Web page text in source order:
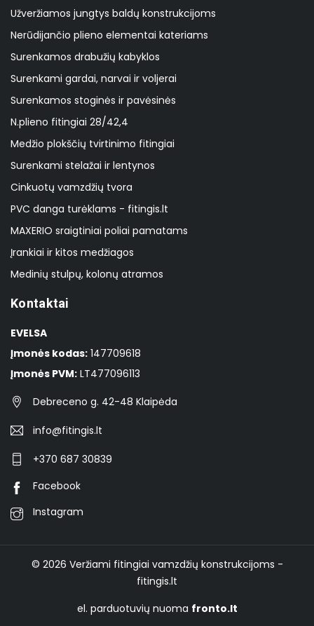
Užveržiamos jungtys baldų konstrukcijoms
Nerūdijančio plieno elementai kateriams
Surenkamos drabužių kabyklos
Surenkami gardai, narvai ir voljerai
Surenkamos stoginės ir pavėsinės
N.plieno fitingiai 28/42,4
Medžio plokščių tvirtinimo fitingiai
Surenkami stelažai ir lentynos
Cinkuotų vamzdžių tvora
PVC danga turėklams - fitingis.lt
MAXERIO sraigtiniai poliai pamatams
Įrankiai ir kitos medžiagos
Medinių stulpų, kolonų atramos
Kontaktai
EVELSA
Įmonės kodas: 147709618
Įmonės PVM: LT477096113
Debreceno g. 42-48 Klaipėda
info@fitingis.lt
+370 687 30839
Facebook
Instagram
© 2026 Veržiami fitingiai vamzdžių konstrukcijoms -
fitingis.lt
el. parduotuvių nuoma fronto.lt